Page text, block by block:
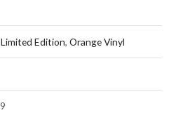
Limited Edition, Orange Vinyl